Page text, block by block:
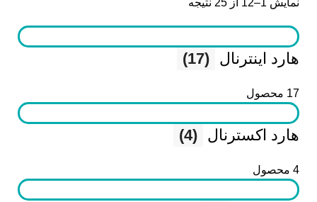
نمایش 1–12 از 25 نتیجه
هارد اینترنال (17)
17 محصول
هارد اکسترنال (4)
4 محصول